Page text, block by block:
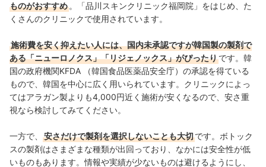
ものがおすすめ 。「品川スキンクリニック福岡院」をはじめ、た
くさんのクリニックで使用されています。
施術費を安く抑えたい人には、国内未承認ですが韓国製の製剤で
ある「ニューロノクス」「リジェノックス」がぴったりです。 韓
国の政府機関KFDA （韓国食品医薬品安全庁）の承認を得ている
もので、韓国を中心に広く用いられています。クリニックによっ
てはアラガン製よりも4,000円近く施術が安くなるので、安さ重
視なら検討してみてください。
一方で、 安さだけで製剤を選択しないことも大切です。ボトック
スの製剤はさまざまな種類が出回っており、なかには安全性が低
いものもあります。情報や実績が少ないものは避けるようにし、